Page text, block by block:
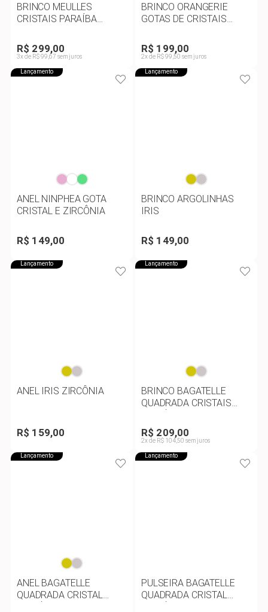
BRINCO MEULLES
CRISTAIS PARAÍBA
R$ 299,00
3x de R$ 99,67 sem juros
BRINCO ORANGERIE
GOTAS DE CRISTAIS
R$ 199,00
2x de R$ 99,50 sem juros
Lançamento
ANEL NINPHEA GOTA
CRISTAL E ZIRCÔNIA
R$ 149,00
Lançamento
BRINCO ARGOLINHAS
IRIS
R$ 149,00
Lançamento
ANEL IRIS ZIRCÔNIA
R$ 159,00
Lançamento
BRINCO BAGATELLE
QUADRADA CRISTAIS
R$ 209,00
2x de R$ 104,50 sem juros
Lançamento
ANEL BAGATELLE
QUADRADA CRISTAL
Lançamento
PULSEIRA BAGATELLE
QUADRADA CRISTAL